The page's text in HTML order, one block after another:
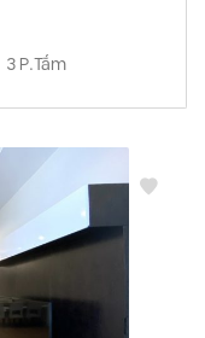
3 P.Tắm